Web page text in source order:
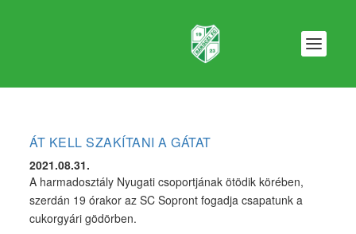
ÁT KELL SZAKÍTANI A GÁTAT
2021.08.31.
A harmadosztály Nyugati csoportjának ötödik körében,
szerdán 19 órakor az SC Sopront fogadja csapatunk a
cukorgyári gödörben.